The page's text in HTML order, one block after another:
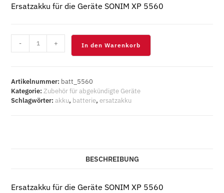
Ersatzakku für die Geräte SONIM XP 5560
Menge
- + In den Warenkorb
Artikelnummer: batt_5560
Kategorie:Zubehör für abgekündigte Geräte
Schlagwörter:akku, batterie,ersatzakku
BESCHREIBUNG
Ersatzakku für die Geräte SONIM XP 5560